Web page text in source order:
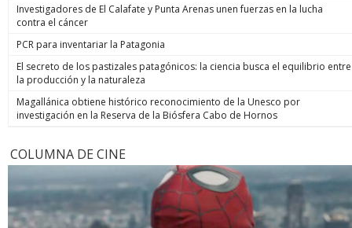
Investigadores de El Calafate y Punta Arenas unen fuerzas en la lucha
contra el cáncer
PCR para inventariar la Patagonia
El secreto de los pastizales patagónicos: la ciencia busca el equilibrio entre
la producción y la naturaleza
Magallánica obtiene histórico reconocimiento de la Unesco por
investigación en la Reserva de la Biósfera Cabo de Hornos
COLUMNA DE CINE